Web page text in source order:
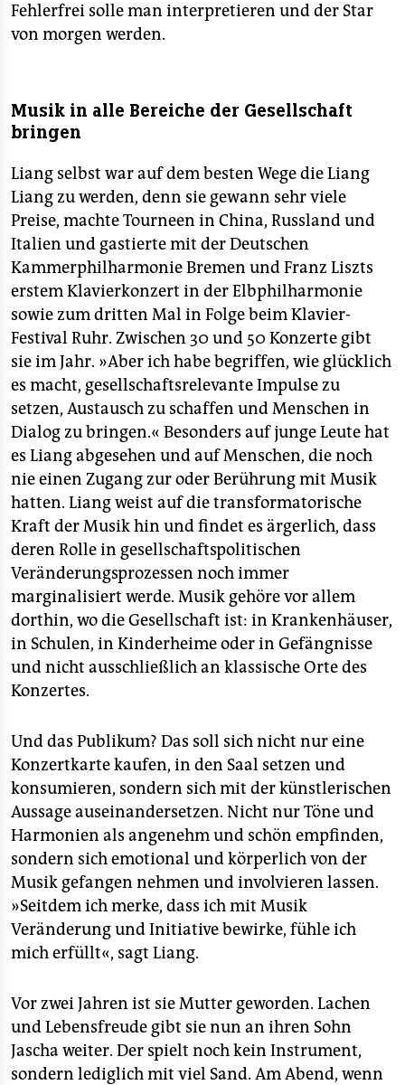
Fehlerfrei solle man interpretieren und der Star
von morgen werden.
Musik in alle Bereiche der Gesellschaft
bringen
Liang selbst war auf dem besten Wege die Liang
Liang zu werden, denn sie gewann sehr viele
Preise, machte Tourneen in China, Russland und
Italien und gastierte mit der Deutschen
Kammerphilharmonie Bremen und Franz Liszts
erstem Klavierkonzert in der Elbphilharmonie
sowie zum dritten Mal in Folge beim Klavier-
Festival Ruhr. Zwischen 30 und 50 Konzerte gibt
sie im Jahr. »Aber ich habe begriffen, wie glücklich
es macht, gesellschaftsrelevante Impulse zu
setzen, Austausch zu schaffen und Menschen in
Dialog zu bringen.« Besonders auf junge Leute hat
es Liang abgesehen und auf Menschen, die noch
nie einen Zugang zur oder Berührung mit Musik
hatten. Liang weist auf die transformatorische
Kraft der Musik hin und findet es ärgerlich, dass
deren Rolle in gesellschaftspolitischen
Veränderungsprozessen noch immer
marginalisiert werde. Musik gehöre vor allem
dorthin, wo die Gesellschaft ist: in Krankenhäuser,
in Schulen, in Kinderheime oder in Gefängnisse
und nicht ausschließlich an klassische Orte des
Konzertes.
Und das Publikum? Das soll sich nicht nur eine
Konzertkarte kaufen, in den Saal setzen und
konsumieren, sondern sich mit der künstlerischen
Aussage auseinandersetzen. Nicht nur Töne und
Harmonien als angenehm und schön empfinden,
sondern sich emotional und körperlich von der
Musik gefangen nehmen und involvieren lassen.
»Seitdem ich merke, dass ich mit Musik
Veränderung und Initiative bewirke, fühle ich
mich erfüllt«, sagt Liang.
Vor zwei Jahren ist sie Mutter geworden. Lachen
und Lebensfreude gibt sie nun an ihren Sohn
Jascha weiter. Der spielt noch kein Instrument,
sondern lediglich mit viel Sand. Am Abend, wenn